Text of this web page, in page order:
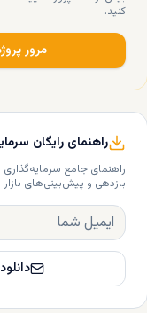
کنید.
مرور
راهنمای رایگان
راهنمای جامع سرمایه‌گذاری
بازدهی و پیش‌بینی‌های بازار